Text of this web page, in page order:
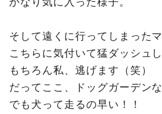
そして遠くに行ってしまったマ
こちらに気付いて猛ダッシュ
もちろん私、逃げます（笑）
だってここ、ドッグガーデンな
でも犬って走るの早い！！